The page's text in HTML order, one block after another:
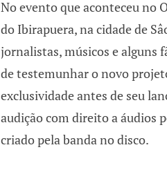
No evento que aconteceu no
do Ibirapuera, na cidade de
jornalistas, músicos e alguns
de testemunhar o novo
exclusividade antes de seu
audição com direito a áudios
criado pela banda no disco.